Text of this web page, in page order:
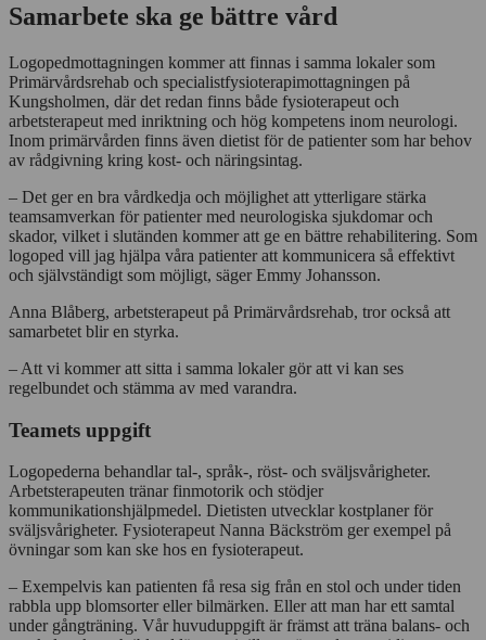
Samarbete ska ge bättre vård
Logopedmottagningen kommer att finnas i samma lokaler som
Primärvårdsrehab och specialistfysioterapimottagningen på
Kungsholmen, där det redan finns både fysioterapeut och
arbetsterapeut med inriktning och hög kompetens inom neurologi.
Inom primärvården finns även dietist för de patienter som har behov
av rådgivning kring kost- och näringsintag.
– Det ger en bra vårdkedja och möjlighet att ytterligare stärka
teamsamverkan för patienter med neurologiska sjukdomar och
skador, vilket i slutänden kommer att ge en bättre rehabilitering. Som
logoped vill jag hjälpa våra patienter att kommunicera så effektivt
och självständigt som möjligt, säger Emmy Johansson.
Anna Blåberg, arbetsterapeut på Primärvårdsrehab, tror också att
samarbetet blir en styrka.
– Att vi kommer att sitta i samma lokaler gör att vi kan ses
regelbundet och stämma av med varandra.
Teamets uppgift
Logopederna behandlar tal-, språk-, röst- och sväljsvårigheter.
Arbetsterapeuten tränar finmotorik och stödjer
kommunikationshjälpmedel. Dietisten utvecklar kostplaner för
sväljsvårigheter. Fysioterapeut Nanna Bäckström ger exempel på
övningar som kan ske hos en fysioterapeut.
– Exempelvis kan patienten få resa sig från en stol och under tiden
rabbla upp blomsorter eller bilmärken. Eller att man har ett samtal
under gångträning. Vår huvuduppgift är främst att träna balans- och